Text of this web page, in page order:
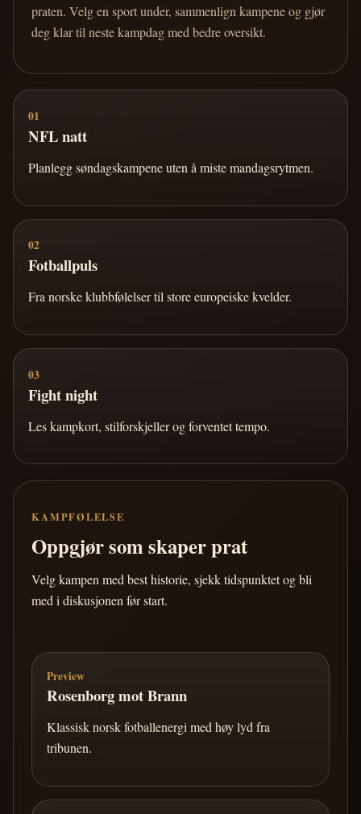
praten. Velg en sport under, sammenlign kampene og gjør
deg klar til neste kampdag med bedre oversikt.
01
NFL natt
Planlegg søndagskampene uten å miste mandagsrytmen.
02
Fotballpuls
Fra norske klubbfølelser til store europeiske kvelder.
03
Fight night
Les kampkort, stilforskjeller og forventet tempo.
KAMPFØLELSE
Oppgjør som skaper prat
Velg kampen med best historie, sjekk tidspunktet og bli
med i diskusjonen før start.
Preview
Rosenborg mot Brann
Klassisk norsk fotballenergi med høy lyd fra
tribunen.